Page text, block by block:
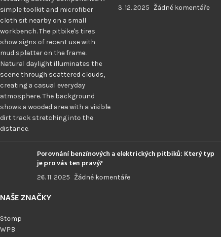
3. 12. 2025 Žádné komentáře
Porovnání benzínových a elektrických pitbiků: Který typ
je pro vás ten pravý?
26. 11. 2025 Žádné komentáře
NAŠE ZNAČKY
Stomp
WPB